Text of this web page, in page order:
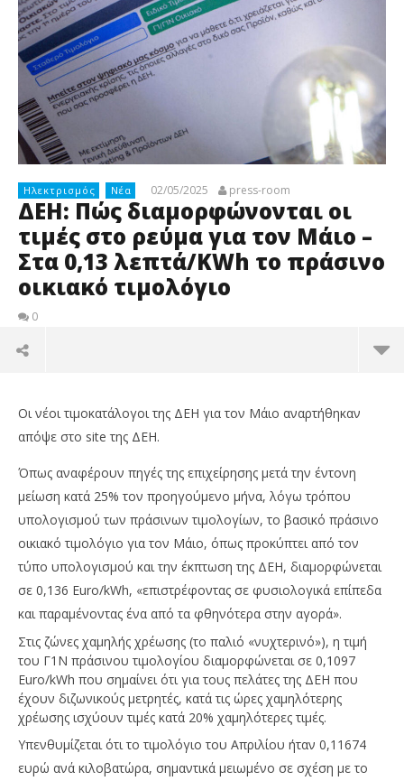
Ηλεκτρισμός Νέα 02/05/2025 press-room
ΔΕΗ: Πώς διαμορφώνονται οι
τιμές στο ρεύμα για τον Μάιο –
Στα 0,13 λεπτά/KWh το πράσινο
οικιακό τιμολόγιο
0
NOW VIEWING
ΔΕΗ: Πώς διαμορφώνονται οι τιμές στο ρεύμα για
τον Μάιο – Στα 0,13 λεπτά/KWh το πράσινο
οικιακό τιμολόγιο
02/05/2025
press-
room
Οι νέοι τιμοκατάλογοι της ΔΕΗ για τον Μάιο αναρτήθηκαν
απόψε στο site της ΔΕΗ.
Όπως αναφέρουν πηγές της επιχείρησης μετά την έντονη
μείωση κατά 25% τον προηγούμενο μήνα, λόγω τρόπου
υπολογισμού των πράσινων τιμολογίων, το βασικό πράσινο
οικιακό τιμολόγιο για τον Μάιο, όπως προκύπτει από τον
τύπο υπολογισμού και την έκπτωση της ΔΕΗ, διαμορφώνεται
σε 0,136 Euro/kWh, «επιστρέφοντας σε φυσιολογικά επίπεδα
και παραμένοντας ένα από τα φθηνότερα στην αγορά».
Στις ζώνες χαμηλής χρέωσης (το παλιό «νυχτερινό»), η τιμή
του Γ1Ν πράσινου τιμολογίου διαμορφώνεται σε 0,1097
Euro/kWh που σημαίνει ότι για τους πελάτες της ΔΕΗ που
έχουν διζωνικούς μετρητές, κατά τις ώρες χαμηλότερης
χρέωσης ισχύουν τιμές κατά 20% χαμηλότερες τιμές.
Υπενθυμίζεται ότι το τιμολόγιο του Απριλίου ήταν 0,11674
ευρώ ανά κιλοβατώρα, σημαντικά μειωμένο σε σχέση με το